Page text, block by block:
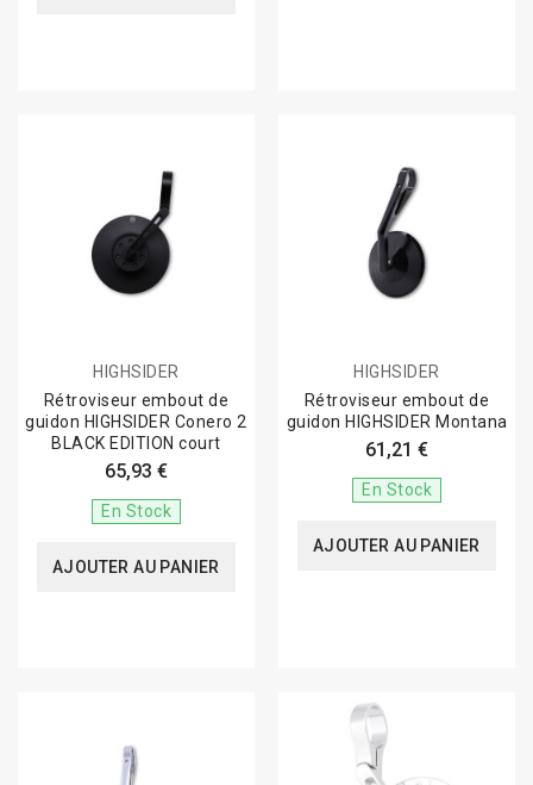
HIGHSIDER
Rétroviseur embout de
guidon HIGHSIDER Conero 2
BLACK EDITION court
65,93 €
En Stock
AJOUTER AU PANIER
HIGHSIDER
Rétroviseur embout de
guidon HIGHSIDER Montana
61,21 €
En Stock
AJOUTER AU PANIER